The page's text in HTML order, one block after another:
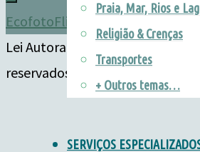
Praia, Mar, Rios e
Religião & Crenças
Transportes
+ Outros temas…
SERVIÇOS
EcofotoFlickr
Instagram
Lei Autoral 9.610 ©TRDP |
reservados. All rights reserved.